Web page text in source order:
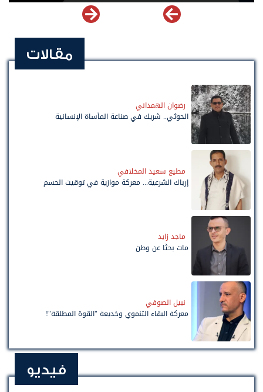
مقالات
رضوان الهمداني
الحوثي.. شريك في صناعة المأساة الإنسانية
مطيع سعيد المخلافي
إرباك الشرعية... معركة موازية في توقيت الحسم
ماجد زايد
مات بحثًا عن وطن
نبيل الصوفي
معركة البقاء التنموي وخديعة "القوة المطلقة"!
فيديو